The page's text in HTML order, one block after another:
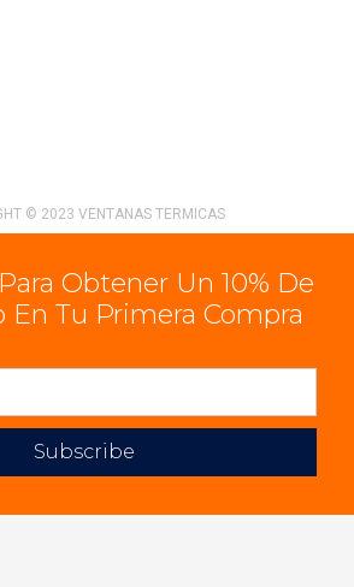
© 2023 VENTANAS TERMICAS
Obtener Un 10% De
En Tu Primera Compra
Subscribe